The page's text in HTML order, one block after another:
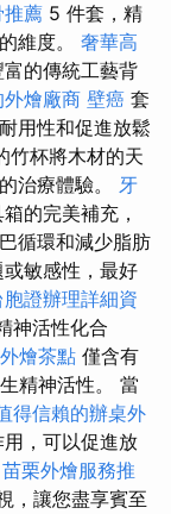
推薦 5 件套，精
維度。 奢華高
的傳統工藝背
燴廠商 壁癌 套
用性和促進放鬆
竹杯將木材的天
治療體驗。 牙
的完美補充，
循環和減少脂肪
敏感性，最好
胞證辦理詳細資
神活性化合
燴茶點 僅含有
精神活性。 當
得信賴的辦桌外
，可以促進放
苗栗外燴服務推
，讓您盡享賓至